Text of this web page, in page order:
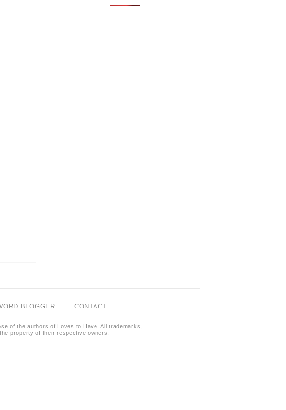
BLOGGER CONTACT
of the authors of Loves to Have. All trademarks,
property of their respective owners.